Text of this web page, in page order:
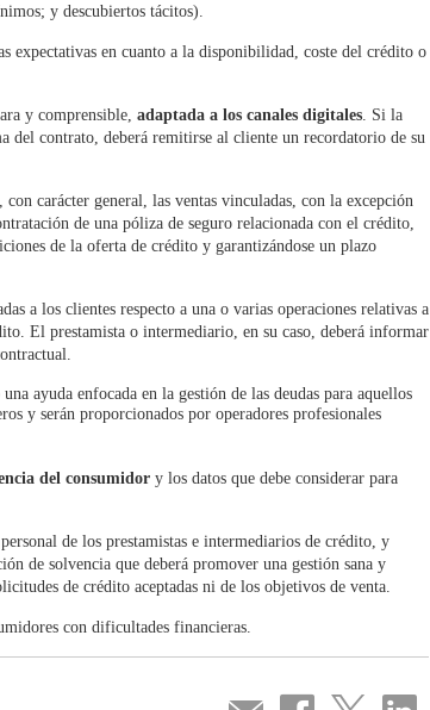
y descubiertos tácitos).
expectativas en cuanto a la disponibilidad, coste del crédito o
y comprensible, adaptada a los canales digitales. Si la
del contrato, deberá remitirse al cliente un recordatorio de su
con carácter general, las ventas vinculadas, con la excepción
de una póliza de seguro relacionada con el crédito,
de la oferta de crédito y garantizándose un plazo
a los clientes respecto a una o varias operaciones relativas a
El prestamista o intermediario, en su caso, deberá informar
ayuda enfocada en la gestión de las deudas para aquellos
y serán proporcionados por operadores profesionales
del consumidor y los datos que debe considerar para
de los prestamistas e intermediarios de crédito, y
de solvencia que deberá promover una gestión sana y
de crédito aceptadas ni de los objetivos de venta.
con dificultades financieras.
Compartir
Share
Share
Share